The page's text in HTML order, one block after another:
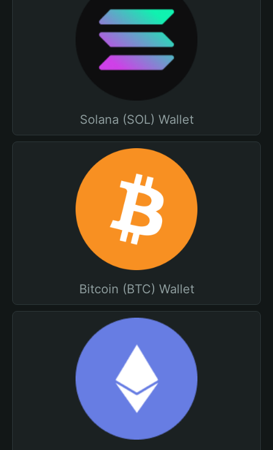
Solana (SOL) Wallet
Bitcoin (BTC) Wallet